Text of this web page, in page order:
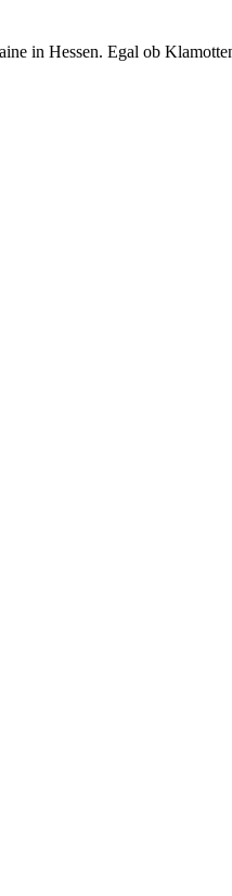
in Hessen. Egal ob